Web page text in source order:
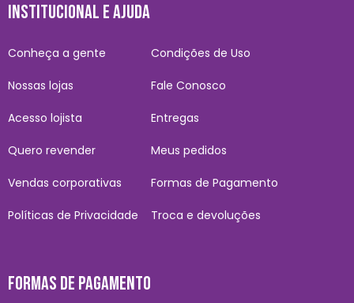
INSTITUCIONAL E AJUDA
Conheça a gente
Nossas lojas
Acesso lojista
Quero revender
Vendas corporativas
Políticas de Privacidade
Condições de Uso
Fale Conosco
Entregas
Meus pedidos
Formas de Pagamento
Troca e devoluções
FORMAS DE PAGAMENTO